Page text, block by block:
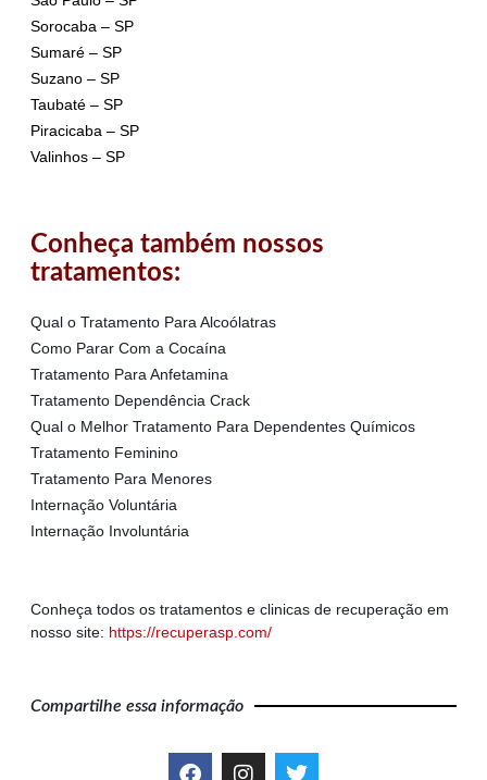
Sorocaba – SP
Sumaré – SP
Suzano – SP
Taubaté – SP
Piracicaba – SP
Valinhos – SP
Conheça também nossos
tratamentos:
Qual o Tratamento Para Alcoólatras
Como Parar Com a Cocaína
Tratamento Para Anfetamina
Tratamento Dependência Crack
Qual o Melhor Tratamento Para Dependentes Químicos
Tratamento Feminino
Tratamento Para Menores
Internação Voluntária
Internação Involuntária
Conheça todos os tratamentos e clinicas de recuperação em
nosso site: https://recuperasp.com/
Compartilhe essa informação